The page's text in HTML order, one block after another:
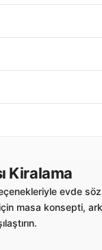
Kiralama
evde
masa konsepti,